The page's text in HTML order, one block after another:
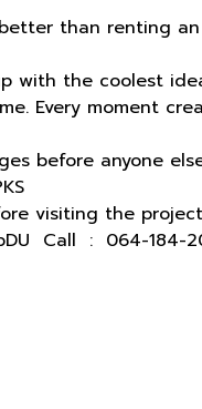
than renting
with the coolest
Every moment
before anyone
visiting the
Call : 064-184-